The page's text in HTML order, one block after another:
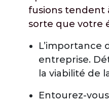
fusions tendent
sorte que votre
L’importance
entreprise.
la viabilité de
Entourez-